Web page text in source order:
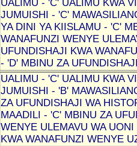
UALIMU - 'C' UALIMU KWA
JUMUISHI - 'C'
YA DINI YA KIISLAMU - 'C'
WANAFUNZI WENYE
UFUNDISHAJI KWA
- 'D' MBINU ZA
UALIMU - 'C' UALIMU KWA
JUMUISHI - 'B'
ZA UFUNDISHAJI WA
MAADILI - 'C' MBINU ZA
WENYE ULEMAVU WA
KWA WANAFUNZI WENYE